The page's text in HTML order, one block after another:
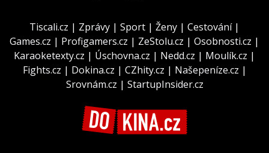
Tiscali.cz | Zprávy | Sport | Ženy | Cestování|
Games.cz | Profigamers.cz | ZeStolu.cz | Osobnosti.cz |
Karaoketexty.cz | Úschovna.cz | Nedd.cz | Moulík.cz |
Fights.cz | Dokina.cz | CZhity.cz | Našepeníze.cz |
Srovnám.cz | StartupInsider.cz